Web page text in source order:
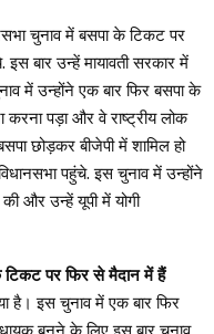
चुनाव में बसपा के टिकट पर
बार उन्हें मायावती सरकार में
में उन्होंने एक बार फिर बसपा के
करना पड़ा और वे राष्ट्रीय लोक
छोड़कर बीजेपी में शामिल हो
पहुंचे. इस चुनाव में उन्होंने
और उन्हें यूपी में योगी
टिकट पर फिर से मैदान में हैं
है। इस चुनाव में एक बार फिर